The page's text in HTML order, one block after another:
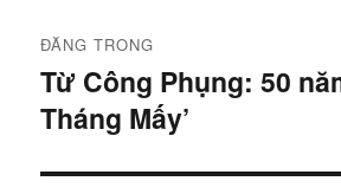
hướng
bài
viết
ĐĂNG TRONG
Từ Công Phụng: 50
Tháng Mấy’